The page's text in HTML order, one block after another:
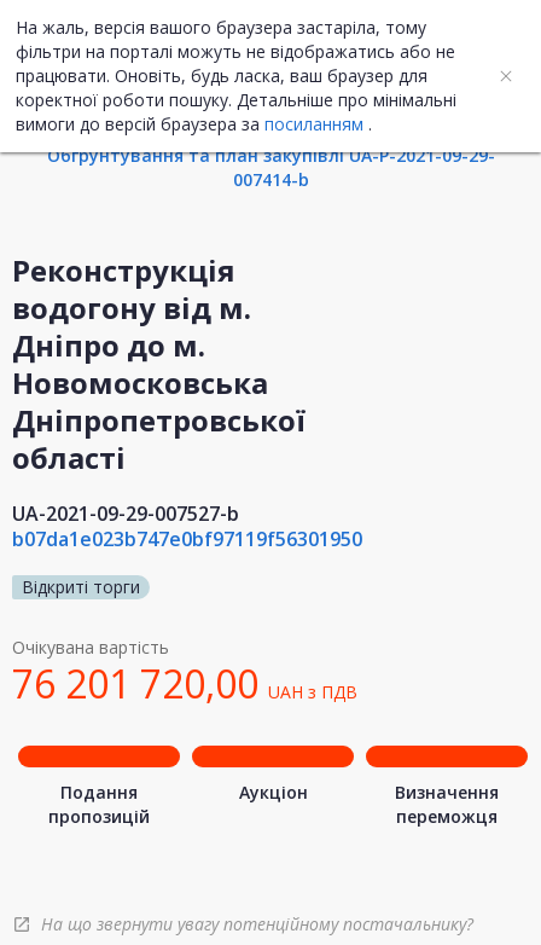
На жаль, версія вашого браузера застаріла, тому
фільтри на порталі можуть не відображатись або не
працювати. Оновіть, будь ласка, ваш браузер для
коректної роботи пошуку. Детальніше про мінімальні
вимоги до версій браузера за посиланням .
UA ENG
Інформація про закупівлю
Обгрунтування та план закупівлі UA-P-2021-09-29-
007414-b
Реконструкція
водогону від м.
Дніпро до м.
Новомосковська
Дніпропетровської
області
UA-2021-09-29-007527-b
b07da1e023b747e0bf97119f56301950
Відкриті торги
Очікувана вартість
76 201 720,00 UAH з ПДВ
Подання
пропозицій
Аукціон
Визначення
переможця
open_in_new На що звернути увагу потенційному постачальнику?